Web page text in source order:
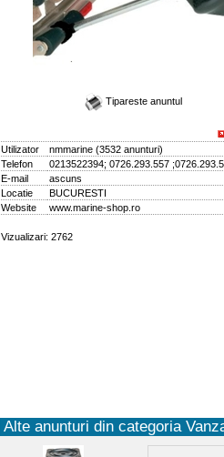
Tipareste anuntul
Utilizator nmmarine(3532 anunturi)
Telefon
0213522394; 0726.293.557
E-mail
ascuns
Locatie
BUCURESTI
Website
www.marine-shop.ro
Vizualizari: 2762
Alte anunturi din categoria